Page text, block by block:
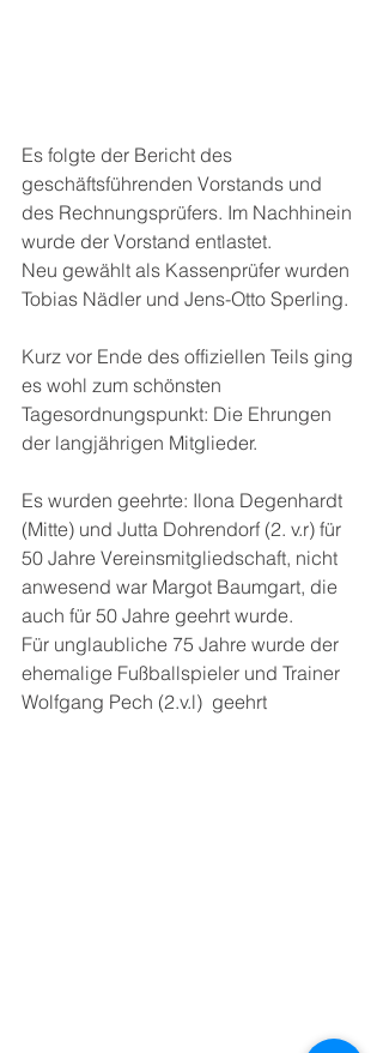
Es folgte der Bericht des
geschäftsführenden Vorstands und
des Rechnungsprüfers. Im Nachhinein
wurde der Vorstand entlastet.
Neu gewählt als Kassenprüfer wurden
Tobias Nädler und Jens-Otto Sperling.
Kurz vor Ende des offiziellen Teils ging
es wohl zum schönsten
Tagesordnungspunkt: Die Ehrungen
der langjährigen Mitglieder.
Es wurden geehrte: Ilona Degenhardt
(Mitte) und Jutta Dohrendorf (2. v.r) für
50 Jahre Vereinsmitgliedschaft, nicht
anwesend war Margot Baumgart, die
auch für 50 Jahre geehrt wurde.
Für unglaubliche 75 Jahre wurde der
ehemalige Fußballspieler und Trainer
Wolfgang Pech (2.v.l)  geehrt